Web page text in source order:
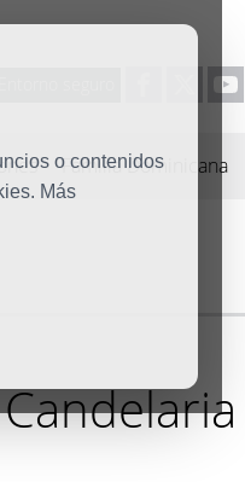
o contenidos
Más
Familia Dominicana